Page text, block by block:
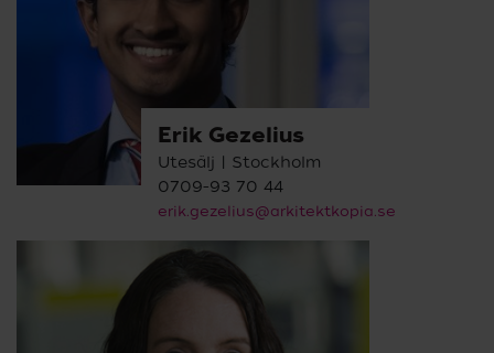
Erik Gezelius
Utesälj | Stockholm
0709-93 70 44
erik.gezelius@arkitektkopia.se